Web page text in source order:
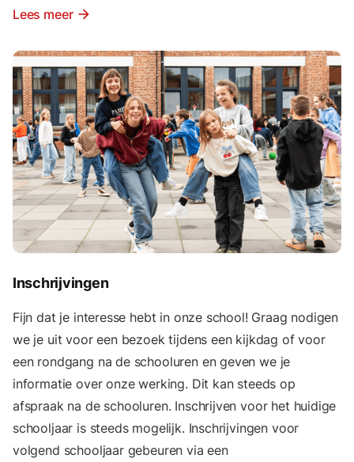
Lees meer arrow_forward
Inschrijvingen
Fijn dat je interesse hebt in onze school! Graag nodigen
we je uit voor een bezoek tijdens een kijkdag of voor
een rondgang na de schooluren en geven we je
informatie over onze werking. Dit kan steeds op
afspraak na de schooluren. Inschrijven voor het huidige
schooljaar is steeds mogelijk. Inschrijvingen voor
volgend schooljaar gebeuren via een